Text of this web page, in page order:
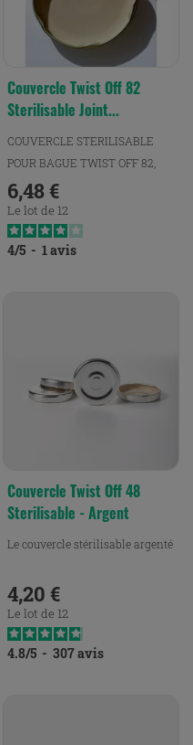
Couvercle Twist Off 82
Sterilisable Joint...
COUVERCLE STERILISABLE
POUR BAGUE TWIST OFF 82,
AVEC JOINT TOTAL. Conçu
pour...
Prix
6,48 €
Le lot de 12
4/5 - 1avis
Couvercle Twist Off 48
Sterilisable - Argent
Le couvercle stérilisable argenté
Prix
4,20 €
Le lot de 12
4.8/5 - 307avis